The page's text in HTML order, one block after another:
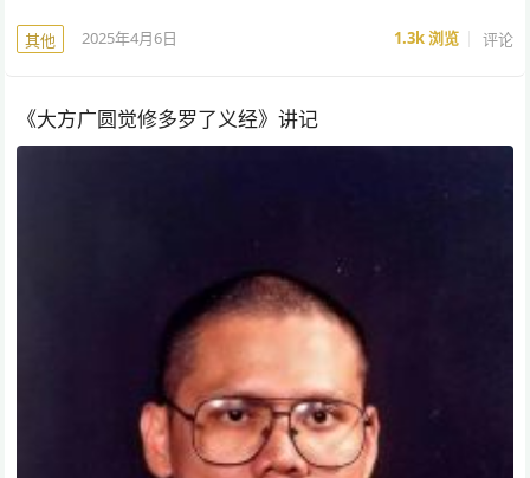
其他 2025年4月6日 1.3k浏览 评论
《大方广圆觉修多罗了义经》讲记